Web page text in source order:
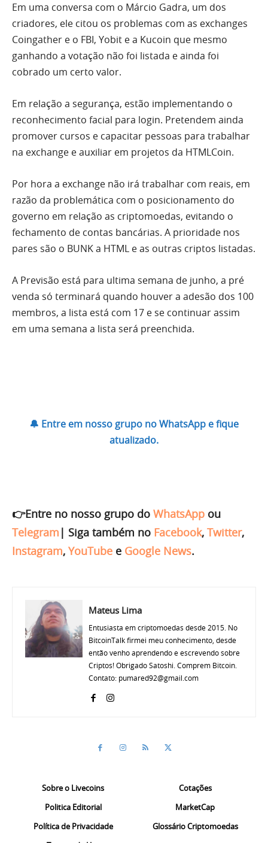
Em uma conversa com o Márcio Gadra, um dos
criadores, ele citou os problemas com as exchanges
Coingather e o FBI, Yobit e a Kucoin que mesmo
ganhando a votação não foi listada e ainda foi
cobrado um certo valor.
Em relação a segurança, estão implementando o
reconhecimento facial para login. Pretendem ainda
promover cursos e capacitar pessoas para trabalhar
na exchange e auxiliar em projetos da HTMLCoin.
Por hora a exchange não irá trabalhar com reais, em
razão da problemática com o posicionamento do
governo em relação as criptomoedas, evitando o
fechamento de contas bancárias. A prioridade nos
pares são o BUNK a HTML e as outras criptos listadas.
A Previsão está para ultima semana de junho, a pré
venda só terminará quando houver a adesão dos 100
membros, a lista está com 17 e se continuar assim
em uma semana a lista será preenchida.
🔔 Entre em nosso grupo no WhatsApp e fique
atualizado.
👉Entre no nosso grupo do WhatsApp ou
Telegram | Siga também no Facebook, Twitter,
Instagram, YouTube e Google News.
Mateus Lima
Entusiasta em criptomoedas desde 2015. No
BitcoinTalk firmei meu conhecimento, desde
então venho aprendendo e escrevendo sobre
Criptos! Obrigado Satoshi. Comprem Bitcoin.
Contato: pumared92@gmail.com
Sobre o Livecoins
Politica Editorial
Política de Privacidade
Cotações
MarketCap
Glossário Criptomoedas